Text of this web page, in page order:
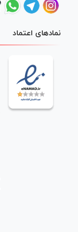
نمادهای اعتماد